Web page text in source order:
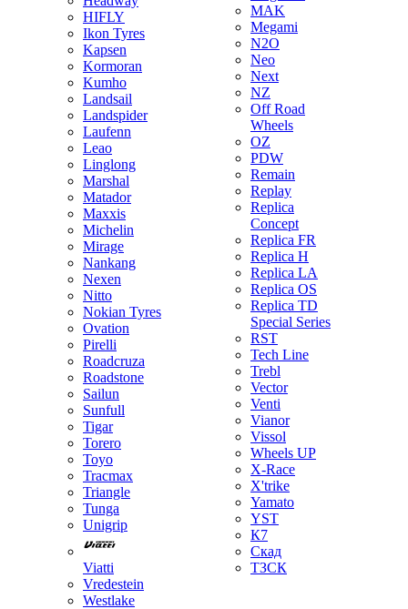
HIFLY
Ikon Tyres
Kapsen
Kormoran
Kumho
Landsail
Landspider
Laufenn
Leao
Linglong
Marshal
Matador
Maxxis
Michelin
Mirage
Nankang
Nexen
Nitto
Nokian Tyres
Ovation
Pirelli
Roadcruza
Roadstone
Sailun
Sunfull
Tigar
Torero
Toyo
Tracmax
Triangle
Tunga
Unigrip
Viatti
Vredestein
Westlake
MAK
Megami
N2O
Neo
Next
NZ
Off Road
Wheels
OZ
PDW
Remain
Replay
Replica
Concept
Replica FR
Replica H
Replica LA
Replica OS
Replica TD
Special Series
RST
Tech Line
Trebl
Vector
Venti
Vianor
Vissol
Wheels UP
X-Race
X'trike
Yamato
YST
К7
Скад
ТЗСК